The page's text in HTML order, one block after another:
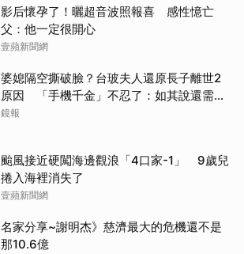
影后懷孕了！曬超音波照報喜 感性憶亡
父：他一定很開心
壹蘋新聞網
婆媳隔空撕破臉？台玻夫人還原長子離世2
原因 「手機千金」不忍了：如其說還需要
離開嗎？
鏡報
颱風接近硬闖海邊觀浪「4口家-1」 9歲兒
捲入海裡消失了
壹蘋新聞網
名家分享~謝明杰》慈濟最大的危機還不是
那10.6億